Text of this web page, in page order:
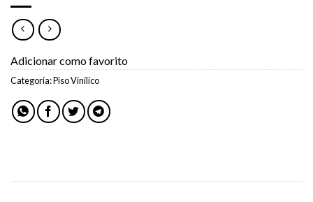
Adicionar como favorito
Categoria:Piso Vinílico